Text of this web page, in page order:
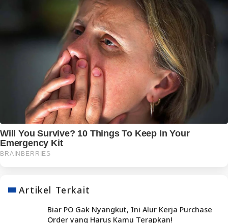
Artikel Terkait
Biar PO Gak Nyangkut, Ini Alur Kerja Purchase
Order yang Harus Kamu Terapkan!